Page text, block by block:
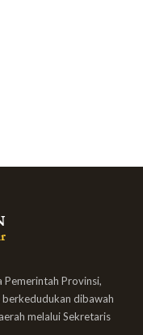
Pemerintah Provinsi,
dibawah
melalui Sekretaris